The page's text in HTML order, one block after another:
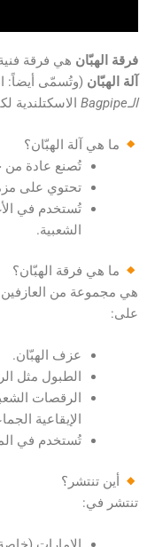
فرقة الهبّان هي فرقة فنية
آلة الهبّان (وتُسمّى أيضاً:
الـBagpipe
الاسكتلندية
ما هي آلة الهبّان؟
تُصنع عادة من
تحتوي على
تُستخدم في
الشعبية.
ما هي فرقة الهبّان؟
هي مجموعة من العازفين
على:
عزف الهبّان.
الطبول مثل
الرقصات
الإيقاعية
تُستخدم في
أين تنتشر؟
تنتشر في: